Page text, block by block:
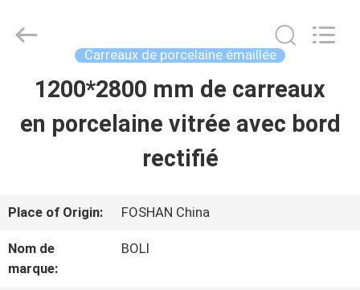
LA
PRODUITS
VIDÉOS
FOSHAN
Carreaux de porcelaine émaillée
1200*2800 mm de carreaux
en porcelaine vitrée avec bord
rectifié
Place of Origin: FOSHAN China
Nom de
marque:
BOLI